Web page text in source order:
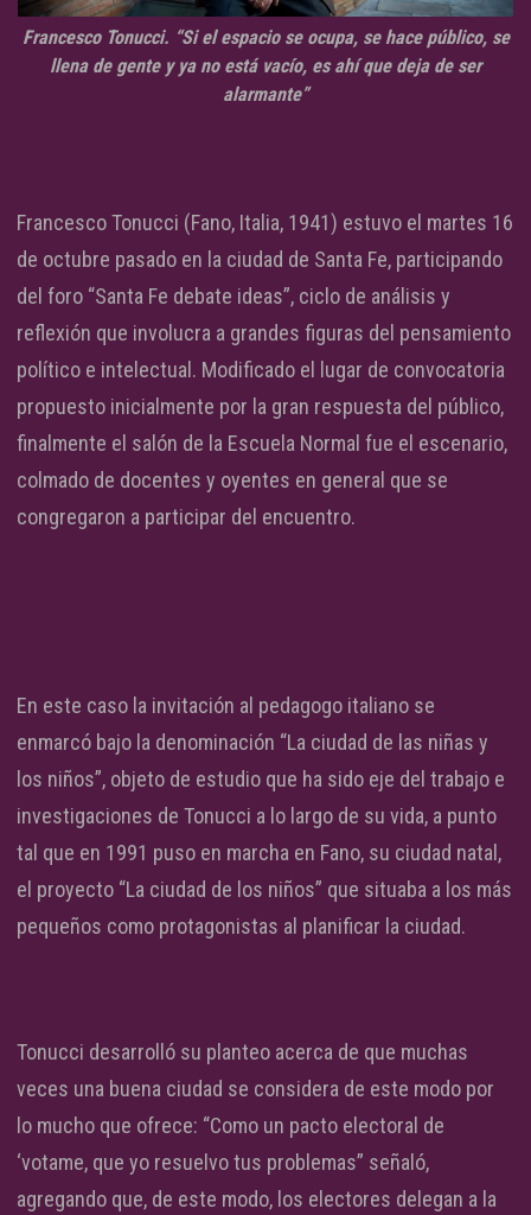
Francesco Tonucci. “Si el espacio se ocupa, se hace público, se
llena de gente y ya no está vacío, es ahí que deja de ser
alarmante”
Francesco Tonucci (Fano, Italia, 1941) estuvo el martes 16
de octubre pasado en la ciudad de Santa Fe, participando
del foro “Santa Fe debate ideas”, ciclo de análisis y
reflexión que involucra a grandes figuras del pensamiento
político e intelectual. Modificado el lugar de convocatoria
propuesto inicialmente por la gran respuesta del público,
finalmente el salón de la Escuela Normal fue el escenario,
colmado de docentes y oyentes en general que se
congregaron a participar del encuentro.
En este caso la invitación al pedagogo italiano se
enmarcó bajo la denominación “La ciudad de las niñas y
los niños”, objeto de estudio que ha sido eje del trabajo e
investigaciones de Tonucci a lo largo de su vida, a punto
tal que en 1991 puso en marcha en Fano, su ciudad natal,
el proyecto “La ciudad de los niños” que situaba a los más
pequeños como protagonistas al planificar la ciudad.
Tonucci desarrolló su planteo acerca de que muchas
veces una buena ciudad se considera de este modo por
lo mucho que ofrece: “Como un pacto electoral de
‘votame, que yo resuelvo tus problemas” señaló,
agregando que, de este modo, los electores delegan a la